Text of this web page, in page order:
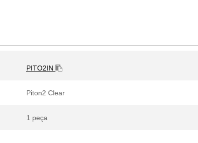
PITO2IN
Piton2 Clear
1 peça